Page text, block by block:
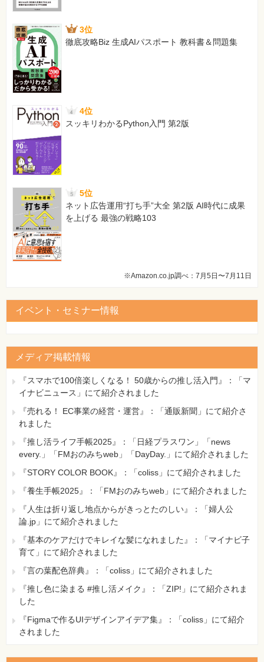
3位
徹底攻略Biz 生成AIパスポート 教科書＆問題集
4位
スッキリわかるPython入門 第2版
5位
ネット広告運用“打ち手”大全 第2版 AI時代に成果
を上げる 最強の戦略103
※Amazon.co.jp調べ：7月5日〜7月11日
イベント・セミナー情報
メディア掲載情報
『スマホで100倍楽しくなる！ 50歳からの推し活入門』：「マ
イナビニュース」にて紹介されました
『売れる！ EC事業の経営・運営』：「通販新聞」にて紹介さ
れました
『推し活ライフ手帳2025』：「日経プラスワン」「news
every.」「FMおのみちweb」「DayDay.」にて紹介されました
『STORY COLOR BOOK』：「coliss」にて紹介されました
『養生手帳2025』：「FMおのみちweb」にて紹介されました
『人生は折り返し地点からがきっとたのしい』：「婦人公
論.jp」にて紹介されました
『基本のケアだけでキレイな髪になれました』：「マイナビ子
育て」にて紹介されました
『言の葉配色辞典』：「coliss」にて紹介されました
『推し色に染まる #推し活メイク』：「ZIP!」にて紹介されま
した
『Figmaで作るUIデザインアイデア集』：「coliss」にて紹介
されました